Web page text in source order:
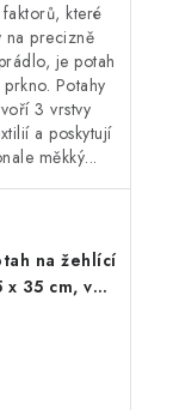
které
na precizně
je potah
Potahy
3 vrstvy
a poskytují
měkký...
na žehlící
x 35 cm, vel.